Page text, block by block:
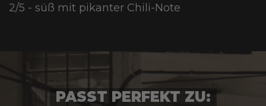
2/5 - süß mit pikanter Chili-Note
PASST PERFEKT ZU: